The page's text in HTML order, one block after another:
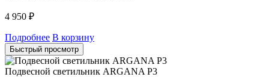
4 950 ₽
Подробнее В корзину
Быстрый просмотр
Подвесной светильник ARGANA P3